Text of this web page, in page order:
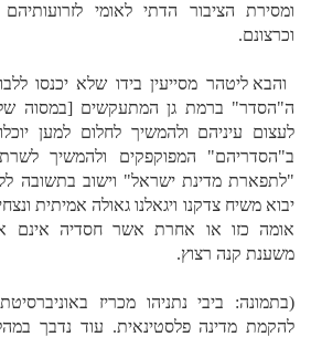
ומסירת הציבור הדתי לאומי
וכרצונם.
והבא ליטהר מסייעין בידו שלא יכנסו
ה"הסדר" ברמת גן המתעקשים [במסוה
לעצום עיניהם ולהמשיך לחלום למען
ב"הסדריהם" המפוקפקים ולהמשיך
"לתפארת מדינת ישראל" וישוב בתשובה
יבוא משיח צדקנו ויגאלנו גאולה אמיתית
אומה כזו או אחרת אשר חסדיה אינם
משענת קנה רצוץ.
(בתמונה: ביבי נתניהו מכריז
להקמת מדינה פלסטינאית. עוד נדבך